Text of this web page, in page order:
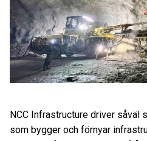
NCC Infrastructure driver såväl
som bygger och förnyar